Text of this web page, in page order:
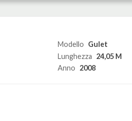
Modello Gulet
Lunghezza 24,05 M
Anno 2008